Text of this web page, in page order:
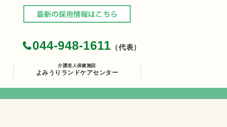
044-948-1611 （代表）
介護老人保健施設
よみうりランドケアセンター